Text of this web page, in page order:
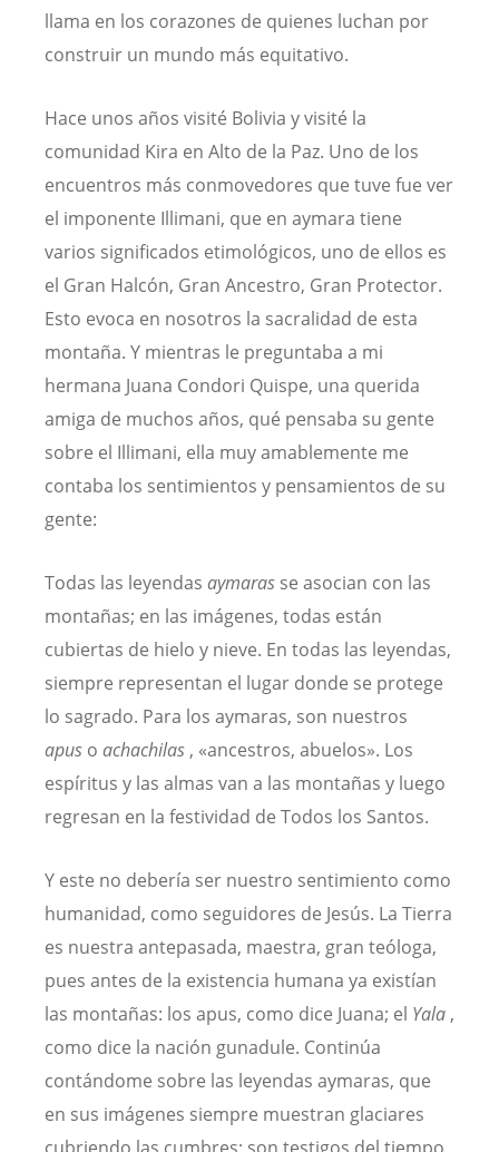
llama en los corazones de quienes luchan por
construir un mundo más equitativo.
Hace unos años visité Bolivia y visité la
comunidad Kira en Alto de la Paz. Uno de los
encuentros más conmovedores que tuve fue ver
el imponente Illimani, que en aymara tiene
varios significados etimológicos, uno de ellos es
el Gran Halcón, Gran Ancestro, Gran Protector.
Esto evoca en nosotros la sacralidad de esta
montaña. Y mientras le preguntaba a mi
hermana Juana Condori Quispe, una querida
amiga de muchos años, qué pensaba su gente
sobre el Illimani, ella muy amablemente me
contaba los sentimientos y pensamientos de su
gente:
Todas las leyendas aymaras se asocian con las
montañas; en las imágenes, todas están
cubiertas de hielo y nieve. En todas las leyendas,
siempre representan el lugar donde se protege
lo sagrado. Para los aymaras, son nuestros
apus o achachilas , «ancestros, abuelos». Los
espíritus y las almas van a las montañas y luego
regresan en la festividad de Todos los Santos.
Y este no debería ser nuestro sentimiento como
humanidad, como seguidores de Jesús. La Tierra
es nuestra antepasada, maestra, gran teóloga,
pues antes de la existencia humana ya existían
las montañas: los apus, como dice Juana; el Yala,
como dice la nación gunadule. Continúa
contándome sobre las leyendas aymaras, que
en sus imágenes siempre muestran glaciares